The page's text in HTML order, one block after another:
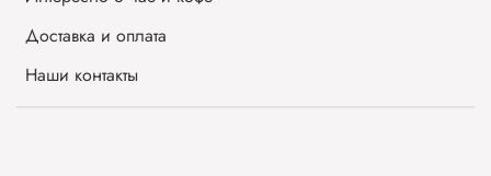
Доставка и оплата
Наши контакты